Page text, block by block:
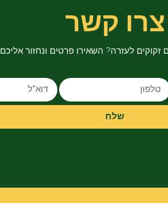
צרו קשר
לעזרה? השאירו פרטים ונחזור אליכם
שלח